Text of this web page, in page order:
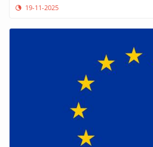
19-11-2025